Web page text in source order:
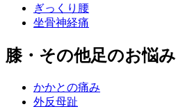
ぎっくり腰
坐骨神経痛
膝・その他足のお悩み
かかとの痛み
外反母趾